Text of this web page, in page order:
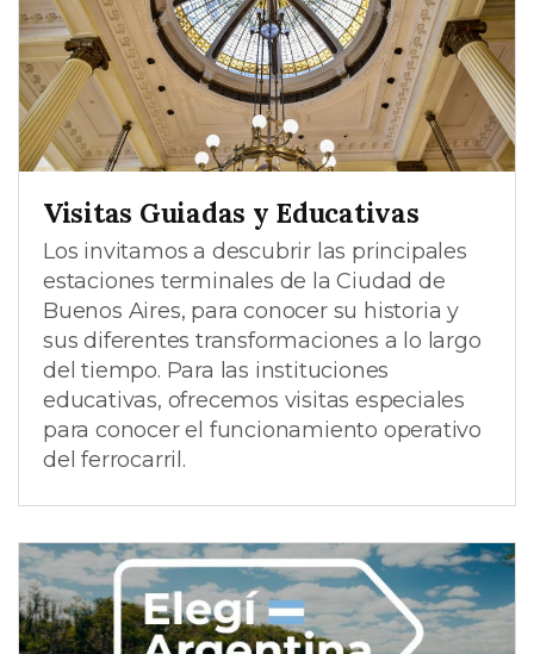
Visitas Guiadas y Educativas
Los invitamos a descubrir las principales
estaciones terminales de la Ciudad de
Buenos Aires, para conocer su historia y
sus diferentes transformaciones a lo largo
del tiempo. Para las instituciones
educativas, ofrecemos visitas especiales
para conocer el funcionamiento operativo
del ferrocarril.